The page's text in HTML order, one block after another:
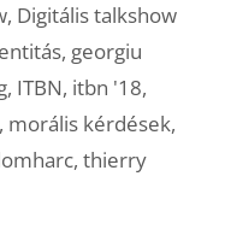
, Digitális talkshow
, georgiu
, ITBN, itbn '18,
, morális kérdések,
, thierry